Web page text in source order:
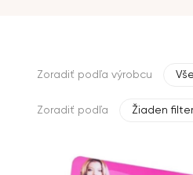
Zoradiť podľa výrobcu
Zoradiť podľa Žiaden